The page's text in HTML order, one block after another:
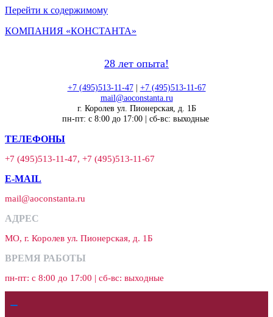
Перейти к содержимому
КОМПАНИЯ «КОНСТАНТА»
28 лет опыта!
+7 (495)513-11-47| +7 (495)513-11-67
mail@aoconstanta.ru
г. Королев ул. Пионерская, д. 1Б
пн-пт: с 8:00 до 17:00 | сб-вс: выходные
ТЕЛЕФОНЫ
+7 (495)513-11-47, +7 (495)513-11-67
E-MAIL
mail@aoconstanta.ru
АДРЕС
МО, г. Королев ул. Пионерская, д. 1Б
ВРЕМЯ РАБОТЫ
пн-пт: с 8:00 до 17:00 | сб-вс: выходные